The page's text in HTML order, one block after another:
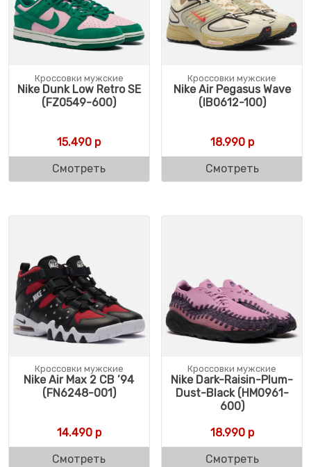
Кроссовки мужские
Nike Dunk Low Retro SE
(FZ0549-600)
15.490 р
Смотреть
Кроссовки мужские
Nike Air Pegasus Wave
(IB0612-100)
18.990р
Смотреть
Кроссовки мужские
Nike Air Max 2 CB ’94
(FN6248-001)
14.490р
Смотреть
Кроссовки мужские
Nike Dark-Raisin-Plum-
Dust-Black (HM0961-
600)
18.990р
Смотреть